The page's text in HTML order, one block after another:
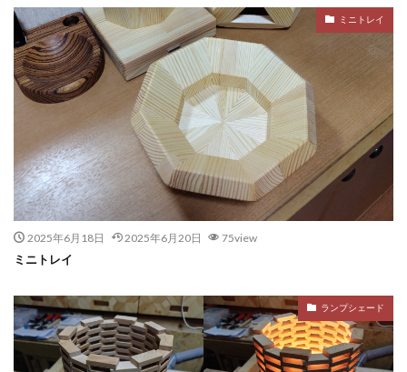
ミニトレイ
2025年6月18日 2025年6月20日 75view
ミニトレイ
ランプシェード